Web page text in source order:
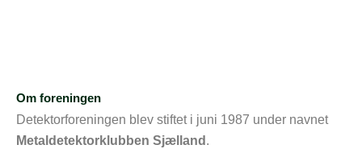
Om foreningen
Detektorforeningen blev stiftet i juni 1987 under navnet
Metaldetektorklubben Sjælland .